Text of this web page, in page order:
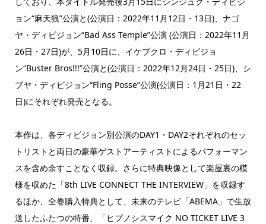
ョン“麻天狼”公演と(公演日：2022年11月12日・13日)、ナゴ
ヤ・ディビジョン“Bad Ass Temple”公演 (公演日：2022年11月
26日・27日)が、5月10日に、イケブクロ・ディビジョ
ン“Buster Bros!!!”公演と(公演日：2022年12月24日・25日)、シ
ブヤ・ディビジョン“Fling Posse”公演(公演日：1月21日・22
日)にそれぞれ発売となる。
本作は、各ディビジョン別公演のDAY1・DAY2それぞれのセッ
トリストと両日の豪華ゲストアーティストによるパフォーマン
スを含め余すことなく収録。さらに特典映像として楽屋裏の模
様を収めた「8th LIVE CONNECT THE INTERVIEW」を収録す
るほか、全巻購入特典として、未来のテレビ「ABEMA」で生放
送したふたつの特番、「ヒプノシスマイク NO TICKET LIVE 3